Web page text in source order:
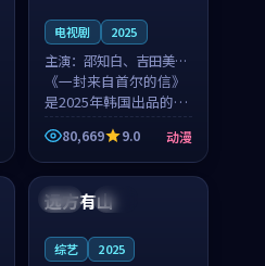
电视剧 2025
主演： 邵知白、吉田美琴
等
《一封来自首尔的信》
是2025年韩国出品的动
漫新作，主创团队希望
用高考往事的故事让观
众停下来想一想。邵知
重要角色，谢承南的
80,669 9.0 动漫
法国 独播
远方有山
综艺 2025